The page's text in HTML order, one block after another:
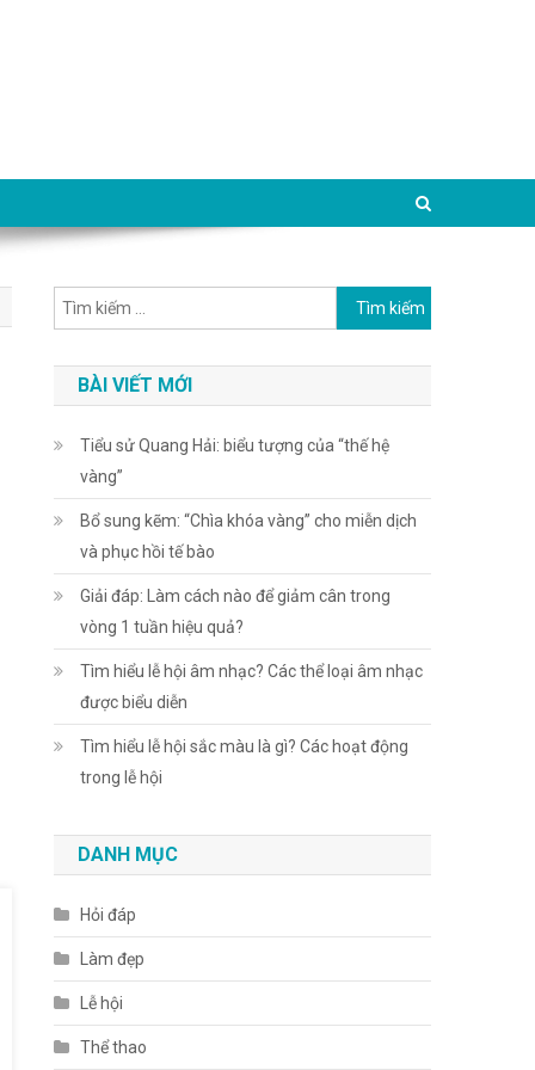
Tìm kiếm cho:
BÀI VIẾT MỚI
Tiểu sử Quang Hải: biểu tượng của “thế hệ
vàng”
Bổ sung kẽm: “Chìa khóa vàng” cho miễn dịch
và phục hồi tế bào
Giải đáp: Làm cách nào để giảm cân trong
vòng 1 tuần hiệu quả?
Tìm hiểu lễ hội âm nhạc? Các thể loại âm nhạc
được biểu diễn
Tìm hiểu lễ hội sắc màu là gì? Các hoạt động
trong lễ hội
DANH MỤC
Hỏi đáp
Làm đẹp
Lễ hội
Thể thao